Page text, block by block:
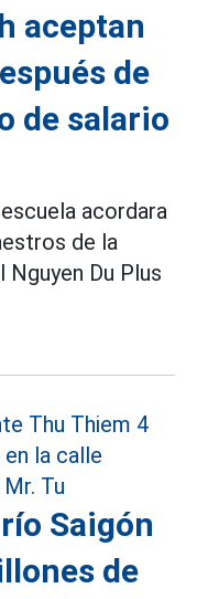
aceptan
de
de salario
acordara
de la
Du Plus
Saigón
de